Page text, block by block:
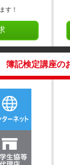
す！
簿記検定講座の